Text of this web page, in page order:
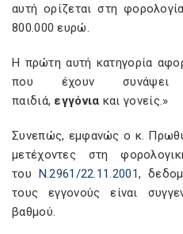
αυτή ορίζεται στη
800.000 ευρώ.
Η πρώτη αυτή κατηγορία
που έχουν συνάψει
παιδιά, εγγόνια και γονείς.»
Συνεπώς, εμφανώς ο κ.
μετέχοντες στη
του Ν.2961/22.11.2001,
τους εγγονούς είναι
βαθμού.